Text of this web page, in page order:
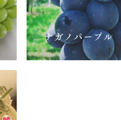
ナガノパープル